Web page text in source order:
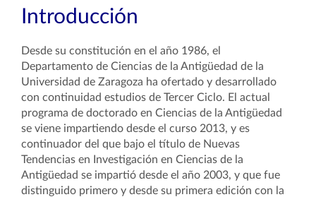
Introducción
Desde su constitución en el año 1986, el
Departamento de Ciencias de la Antigüedad de la
Universidad de Zaragoza ha ofertado y desarrollado
con continuidad estudios de Tercer Ciclo. El actual
programa de doctorado en Ciencias de la Antigüedad
se viene impartiendo desde el curso 2013, y es
continuador del que bajo el título de Nuevas
Tendencias en Investigación en Ciencias de la
Antigüedad se impartió desde el año 2003, y que fue
distinguido primero y desde su primera edición con la